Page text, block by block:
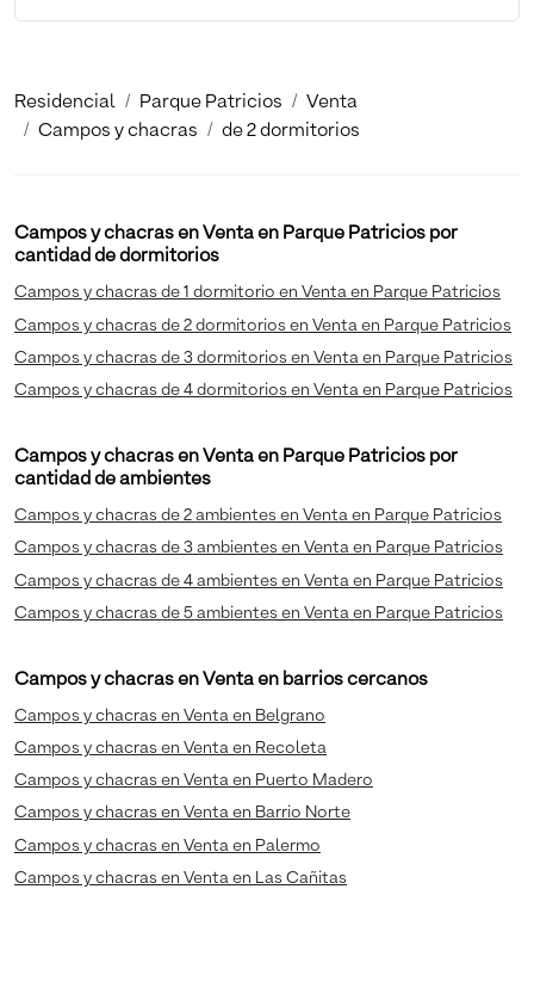
Residencial Parque Patricios
Venta
Campos y chacras
de 2 dormitorios
Campos y chacras en Venta en Parque Patricios por
cantidad de dormitorios
Campos y chacras de 1 dormitorio en Venta en Parque Patricios
Campos y chacras de 2 dormitorios en Venta en Parque Patricios
Campos y chacras de 3 dormitorios en Venta en Parque Patricios
Campos y chacras de 4 dormitorios en Venta en Parque Patricios
Campos y chacras en Venta en Parque Patricios por
cantidad de ambientes
Campos y chacras de 2 ambientes en Venta en Parque Patricios
Campos y chacras de 3 ambientes en Venta en Parque Patricios
Campos y chacras de 4 ambientes en Venta en Parque Patricios
Campos y chacras de 5 ambientes en Venta en Parque Patricios
Campos y chacras en Venta en barrios cercanos
Campos y chacras en Venta en Belgrano
Campos y chacras en Venta en Recoleta
Campos y chacras en Venta en Puerto Madero
Campos y chacras en Venta en Barrio Norte
Campos y chacras en Venta en Palermo
Campos y chacras en Venta en Las Cañitas